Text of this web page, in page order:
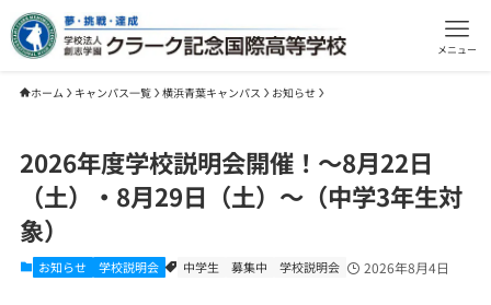
メニュー
ホーム キャンパス一覧 横浜青葉キャンパス お知らせ
2026年度学校説明会開催！～8月22日
（土）・8月29日（土）～（中学3年生対
象）
お知らせ 学校説明会 中学生 募集中 学校説明会 2026年8月4日